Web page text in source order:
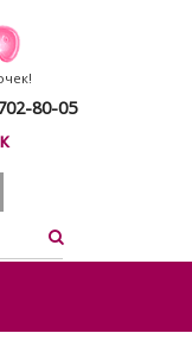
80-05